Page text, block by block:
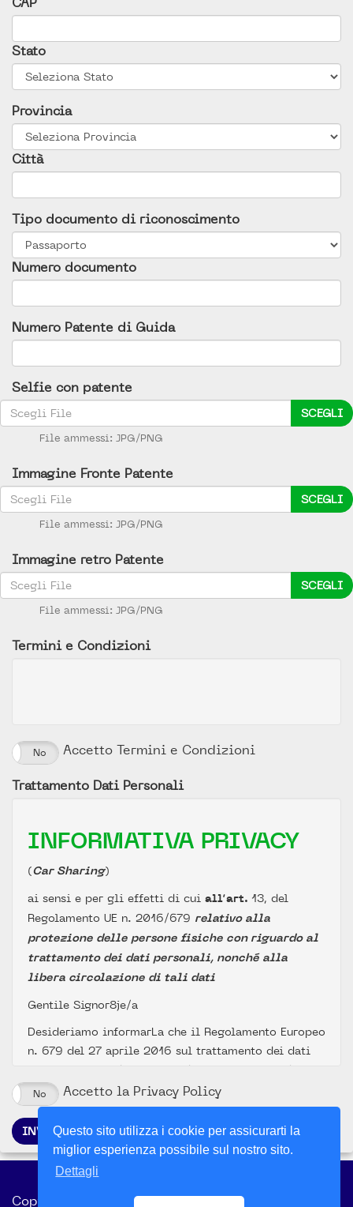
Questo sito utilizza i cookie per assicurarti la
miglior esperienza possibile sul nostro sito.
Dettagli
Stato
Provincia
Città
Tipo documento di riconoscimento
Numero documento
Numero Patente di Guida
Selfie con patente
SCEGLI
File ammessi: JPG/PNG
Immagine Fronte Patente
SCEGLI
File ammessi: JPG/PNG
Immagine retro Patente
SCEGLI
File ammessi: JPG/PNG
Termini e Condizioni
No Accetto Termini e Condizioni
Trattamento Dati Personali
INFORMATIVA PRIVACY
(Car Sharing)
ai sensi e per gli effetti di cui all’art. 13, del
Regolamento UE n. 2016/679 relativo alla
protezione delle persone fisiche con riguardo al
trattamento dei dati personali, nonché alla
libera circolazione di tali dati
Gentile Signor8je/a
Desideriamo informarLa che il Regolamento Europeo
n. 679 del 27 aprile 2016 sul trattamento dei dati
personali prevede la tutela delle persone fisiche con
riguardo al trattamento dei dati personali.
Ai sensi dell'articolo 13 del REG. UE 2016/679, Le
forniamo, pertanto, le seguenti informazioni:
Estremi identificativi del Titolare (e di
eventuali altri soggetti)
Il Titolare del Trattamento è GESCO Consorzio di
No Accetto la Privacy Policy
INVIA
Copyright ©